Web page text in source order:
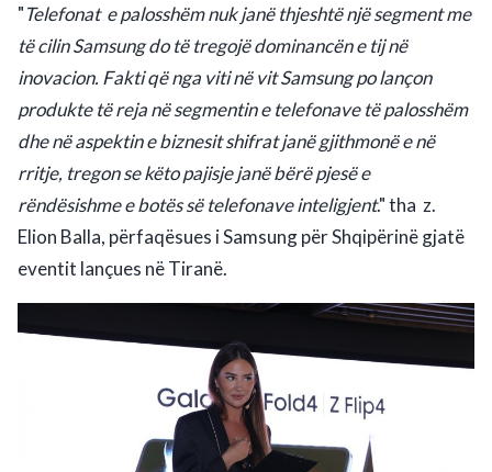
"Telefonat e palosshëm nuk janë thjeshtë një segment me
të cilin Samsung do të tregojë dominancën e tij në
inovacion. Fakti që nga viti në vit Samsung po lançon
produkte të reja në segmentin e telefonave të palosshëm
dhe në aspektin e biznesit shifrat janë gjithmonë e në
rritje, tregon se këto pajisje janë bërë pjesë e
rëndësishme e botës së telefonave inteligjent." tha z.
Elion Balla, përfaqësues i Samsung për Shqipërinë gjatë
eventit lançues në Tiranë.